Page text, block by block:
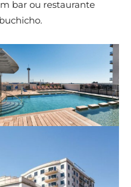
bar ou restaurante